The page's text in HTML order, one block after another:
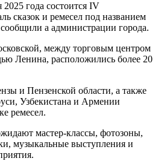
года состоится IV
сказок и ремесел под названием
а администрации города.
между торговым центром
Ленина, расположились более 20
и Пензенской области, а также
Узбекистана и Армении
ремесел.
мастер-классы, фотозоны,
музыкальные выступления и